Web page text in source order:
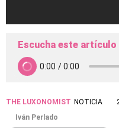
Escucha este artículo
THE LUXONOMIST NOTICIA
Iván Perlado